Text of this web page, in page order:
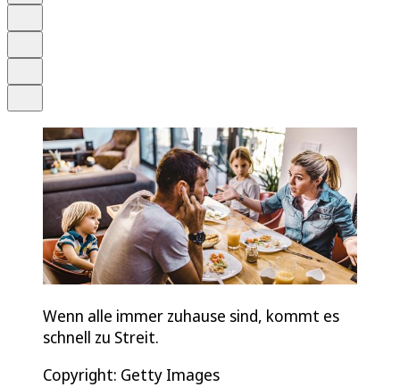
Wenn alle immer zuhause sind, kommt es
schnell zu Streit.
Copyright: Getty Images